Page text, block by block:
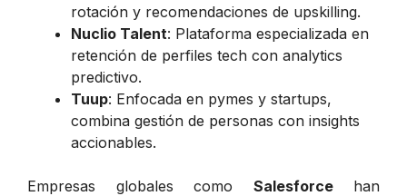
rotación y recomendaciones de upskilling.
Nuclio Talent: Plataforma especializada en
retención de perfiles tech con analytics
predictivo.
Tuup: Enfocada en pymes y startups,
combina gestión de personas con insights
accionables.
Empresas globales como Salesforcehan